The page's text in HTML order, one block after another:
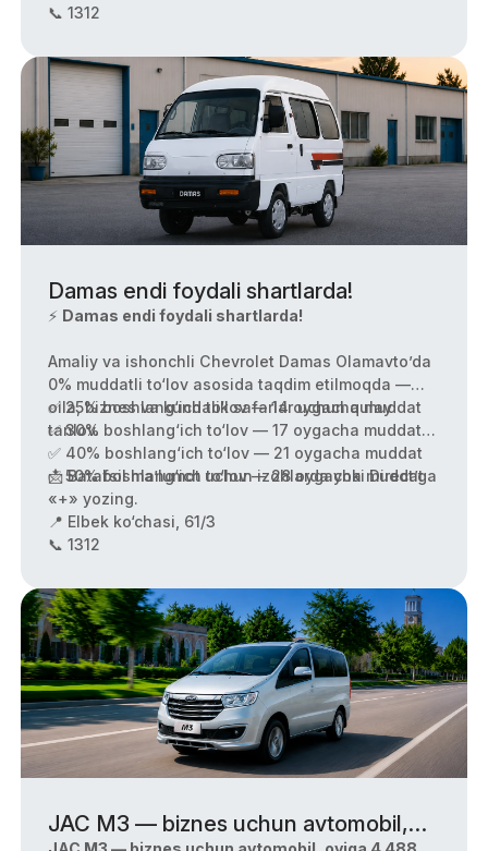
📞 1312
Damas endi foydali shartlarda!
⚡ Damas endi foydali shartlarda!
Amaliy va ishonchli Chevrolet Damas Olamavto’da
0% muddatli to‘lov asosida taqdim etilmoqda —
oila, biznes va kundalik safarlar uchun qulay
tanlov.
✅ 25% boshlang‘ich to‘lov — 14 oygacha muddat
✅ 30% boshlang‘ich to‘lov — 17 oygacha muddat
✅ 40% boshlang‘ich to‘lov — 21 oygacha muddat
✅ 50% boshlang‘ich to‘lov — 28 oygacha muddat
📩 Batafsil ma’lumot uchun izohlarda yoki Direct’ga
«+» yozing.
📍 Elbek ko‘chasi, 61/3
📞 1312
JAC M3 — biznes uchun avtomobil,